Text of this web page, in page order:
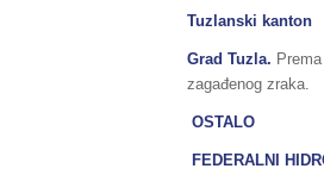
Tuzlanski kanton
Grad Tuzla.
zagađenog zraka.
OSTALO
FEDERALNI